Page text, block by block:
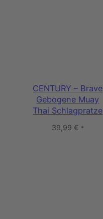
CENTURY – Brave
Gebogene Muay
Thai Schlagpratze
39,99 € *